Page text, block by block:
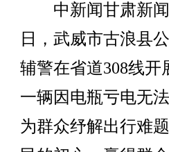
中新闻甘肃新闻
日，武威市古浪县
辅警在省道308线
一辆因电瓶亏电无
为群众纾解出行难